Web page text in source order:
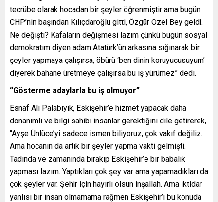
tecrübe olarak hocadan bir şeyler öğrenmiştir ama bugün
CHP’nin başından Kılıçdaroğlu gitti, Özgür Özel Bey geldi.
Ne değişti? Kafaların değişmesi lazım çünkü bugün sosyal
demokratım diyen adam Atatürk’ün arkasına sığınarak bir
şeyler yapmaya çalışırsa, öbürü ‘ben dinin koruyucusuyum’
diyerek bahane üretmeye çalışırsa bu iş yürümez” dedi.
“Gösterme adaylarla bu iş olmuyor”
Esnaf Ali Palabıyık, Eskişehir’e hizmet yapacak daha
donanımlı ve bilgi sahibi insanlar gerektiğini dile getirerek,
“Ayşe Ünlüce’yi sadece ismen biliyoruz, çok vakıf değiliz.
Ama hocanın da artık bir şeyler yapma vakti gelmişti.
Tadında ve zamanında bırakıp Eskişehir’e bir babalık
yapması lazım. Yaptıkları çok şey var ama yapamadıkları da
çok şeyler var. Şehir için hayırlı olsun inşallah. Ama iktidar
yanlısı bir insan olmamama rağmen Eskişehir’i bu konuda